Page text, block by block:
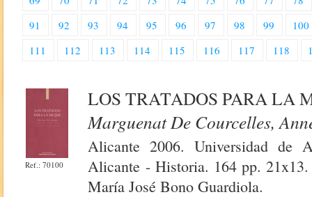
91
92 93 94 95 96 97 98 99
100
111
112 113 114 115 116 117 118
Ref.: 70100
LOS TRATADOS PARA LA
Marguenat De Courcelles,
Alicante 2006. Universidad de
Alicante - Historia. 164 pp.
María José Bono Guardiola.